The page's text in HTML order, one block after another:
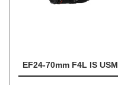
EF24-70mm F4L IS USM